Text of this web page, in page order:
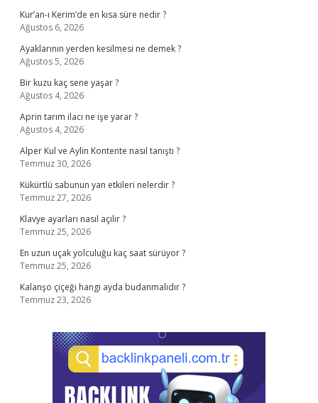
Kur’an-ı Kerim’de en kısa süre nedir ?
Ağustos 6, 2026
Ayaklarının yerden kesilmesi ne demek ?
Ağustos 5, 2026
Bir kuzu kaç sene yaşar ?
Ağustos 4, 2026
Aprin tarım ilacı ne işe yarar ?
Ağustos 4, 2026
Alper Kul ve Aylin Kontente nasıl tanıştı ?
Temmuz 30, 2026
Kükürtlü sabunun yan etkileri nelerdir ?
Temmuz 27, 2026
Klavye ayarları nasıl açılır ?
Temmuz 25, 2026
En uzun uçak yolculuğu kaç saat sürüyor ?
Temmuz 25, 2026
Kalanşo çiçeği hangi ayda budanmalıdır ?
Temmuz 23, 2026